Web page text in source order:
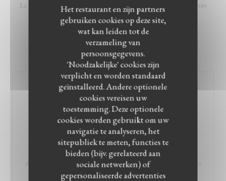
Het restaurant en zijn partners
gebruiken cookies op deze site,
wat kan leiden tot de
verzameling van
persoonsgegevens.
'Noodzakelijke' cookies zijn
verplicht en worden standaard
geïnstalleerd. Andere optionele
cookies vereisen uw
toestemming. Deze optionele
cookies worden gebruikt om uw
navigatie te analyseren, het
sitepubliek te meten, functies te
bieden (bijv. gerelateerd aan
sociale netwerken) of
gepersonaliseerde advertenties
La formule Mezzés est idéale pour la découverte des différentes saveurs
libanaise.
À partir de 2 personnes et bien plus (3, 4, 5 ...)
Sélection du chef.
Prix par personne
Mezze Traditionnel
Assortiment de mets froids et chauds & beignets salés
24,90 EUR
Mezze de Grillades
Assortiment de grillades, pomme de terre et légumes & ses mezzés
froids